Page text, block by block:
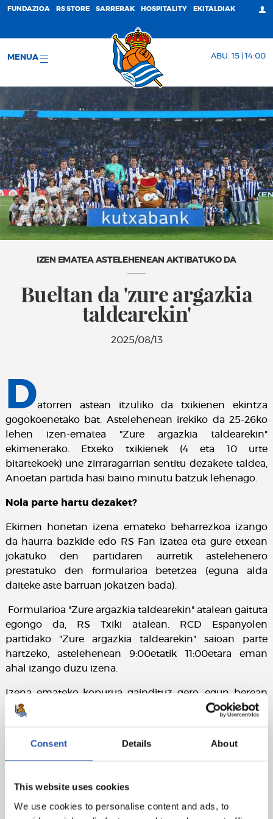
Consent Details About
This website uses cookies
We use cookies to personalise content and ads, to
FUNDAZIOA RS STORE SARRERAK HOSPITALITY EKITALDIAK
MENUA ABU. 15 | 14:00
IZEN EMATEA ASTELEHENEAN AKTIBATUKO DA
Bueltan da 'zure argazkia
taldearekin'
2025/08/13
Datorren astean itzuliko da txikienen ekintza
gogokoenetako bat. Astelehenean irekiko da 25-26ko
lehen izen-ematea "Zure argazkia taldearekin"
ekimenerako. Etxeko txikienek (4 eta 10 urte
bitartekoek) une zirraragarrian sentitu dezakete taldea,
Anoetan partida hasi baino minutu batzuk lehenago.
Nola parte hartu dezaket?
Ekimen honetan izena emateko beharrezkoa izango
da haurra bazkide edo RS Fan izatea eta gure etxean
jokatuko den partidaren aurretik astelehenero
prestatuko den formularioa betetzea (eguna alda
daiteke aste barruan jokatzen bada).
Formularioa "Zure argazkia taldearekin" atalean gaituta
egongo da, RS Txiki atalean. RCD Espanyolen
partidako "Zure argazkia taldearekin" saioan parte
hartzeko, astelehenean 9:00etatik 11:00etara eman
ahal izango duzu izena.
Izena emateko kopurua gaindituz gero, egun berean
zozketa egingo da eta 25 irabazleekin harremanetan